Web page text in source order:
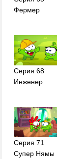
Фермер
Серия 68
Инженер
Серия 71
Супер Нямы